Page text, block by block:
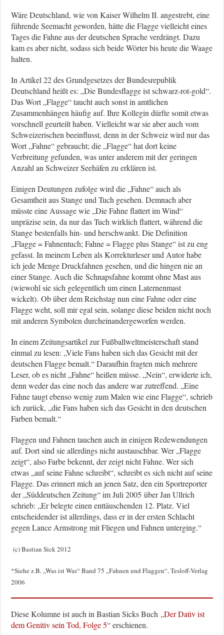
Wäre Deutschland, wie von Kaiser Wilhelm II. angestrebt, eine
führende Seemacht geworden, hätte die Flagge vielleicht eines
Tages die Fahne aus der deutschen Sprache verdrängt. Dazu
kam es aber nicht, sodass sich beide Wörter bis heute die Waage
halten.
In Artikel 22 des Grundgesetzes der Bundesrepublik
Deutschland heißt es: „Die Bundesflagge ist schwarz-rot-gold“.
Das Wort „Flagge“ taucht auch sonst in amtlichen
Zusammenhängen häufig auf. Ihre Kollegin dürfte somit etwas
vorschnell geurteilt haben. Vielleicht war sie aber auch vom
Schweizerischen beeinflusst, denn in der Schweiz wird nur das
Wort „Fahne“ gebraucht; die „Flagge“ hat dort keine
Verbreitung gefunden, was unter anderem mit der geringen
Anzahl an Schweizer Seehäfen zu erklären ist.
Einigen Deutungen zufolge wird die „Fahne“ auch als
Gesamtheit aus Stange und Tuch gesehen. Demnach aber
müsste eine Aussage wie „Die Fahne flattert im Wind“
unpräzise sein, da nur das Tuch wirklich flattert, während die
Stange bestenfalls hin- und herschwankt. Die Definition
„Flagge = Fahnentuch; Fahne = Flagge plus Stange“ ist zu eng
gefasst. In meinem Leben als Korrekturleser und Autor habe
ich jede Menge Druckfahnen gesehen, und die hingen nie an
einer Stange. Auch die Schnapsfahne kommt ohne Mast aus
(wiewohl sie sich gelegentlich um einen Laternenmast
wickelt). Ob über dem Reichstag nun eine Fahne oder eine
Flagge weht, soll mir egal sein, solange diese beiden nicht noch
mit anderen Symbolen durcheinandergeworfen werden.
In einem Zeitungsartikel zur Fußballweltmeisterschaft stand
einmal zu lesen: „Viele Fans haben sich das Gesicht mit der
deutschen Flagge bemalt.“ Daraufhin fragten mich mehrere
Leser, ob es nicht „Fahne“ heißen müsse. „Nein“, erwiderte ich,
denn weder das eine noch das andere war zutreffend. „Eine
Fahne taugt ebenso wenig zum Malen wie eine Flagge“, schrieb
ich zurück, „die Fans haben sich das Gesicht in den deutschen
Farben bemalt.“
Flaggen und Fahnen tauchen auch in einigen Redewendungen
auf. Dort sind sie allerdings nicht austauschbar. Wer „Flagge
zeigt“, also Farbe bekennt, der zeigt nicht Fahne. Wer sich
etwas „auf seine Fahne schreibt“, schreibt es sich nicht auf seine
Flagge. Das erinnert mich an jenen Satz, den ein Sportreporter
der „Süddeutschen Zeitung“ im Juli 2005 über Jan Ullrich
schrieb: „Er belegte einen enttäuschenden 12. Platz. Viel
entscheidender ist allerdings, dass er in der ersten Schlacht
gegen Lance Armstrong mit Fliegen und Fahnen unterging.“
(c) Bastian Sick 2012
*Siehe z.B. „Was ist Was“ Band 75 „Fahnen und Flaggen“, Tesloff-Verlag
2006
Diese Kolumne ist auch in Bastian Sicks Buch „Der Dativ ist
dem Genitiv sein Tod, Folge 5“ erschienen.